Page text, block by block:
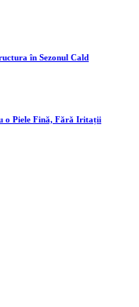
în Sezonul Cald
o Piele Fină, Fără Iritații